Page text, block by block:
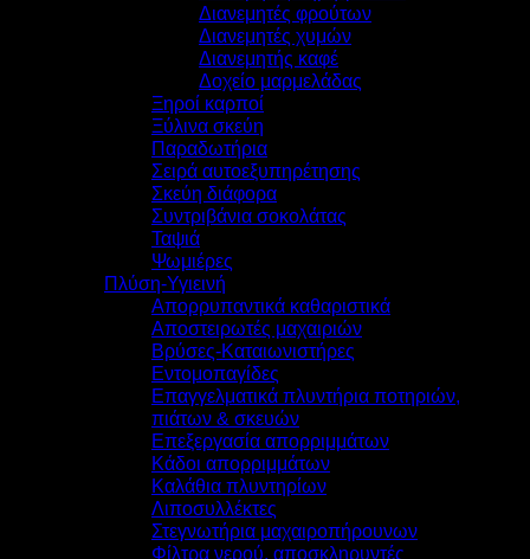
Διανεμητές φρούτων
Διανεμητές χυμών
Διανεμητής καφέ
Δοχείο μαρμελάδας
Ξηροί καρποί
Ξύλινα σκεύη
Παραδωτήρια
Σειρά αυτοεξυπηρέτησης
Σκεύη διάφορα
Συντριβάνια σοκολάτας
Ταψιά
Ψωμιέρες
Πλύση-Υγιεινή
Απορρυπαντικά καθαριστικά
Αποστειρωτές μαχαιριών
Βρύσες-Καταιωνιστήρες
Εντομοπαγίδες
Επαγγελματικά πλυντήρια ποτηριών,
πιάτων & σκευών
Επεξεργασία απορριμμάτων
Κάδοι απορριμμάτων
Καλάθια πλυντηρίων
Λιποσυλλέκτες
Στεγνωτήρια μαχαιροπήρουνων
Φίλτρα νερού, αποσκληρυντές